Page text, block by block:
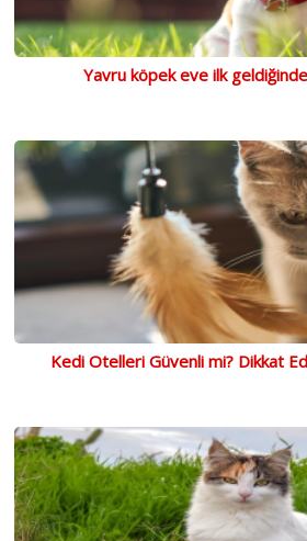
Yavru köpek eve ilk geldiğinde
Kedi Otelleri Güvenli mi? Dikkat